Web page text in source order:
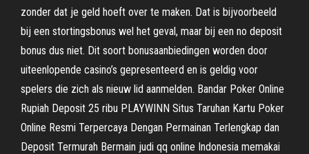
zonder dat je geld hoeft over te maken. Dat is bijvoorbeeld
bij een stortingsbonus wel het geval, maar bij een no deposit
bonus dus niet. Dit soort bonusaanbiedingen worden door
uiteenlopende casino’s gepresenteerd en is geldig voor
spelers die zich als nieuw lid aanmelden. Bandar Poker Online
Rupiah Deposit 25 ribu PLAYWINN Situs Taruhan Kartu Poker
Online Resmi Terpercaya Dengan Permainan Terlengkap dan
Deposit Termurah Bermain judi qq online Indonesia memakai